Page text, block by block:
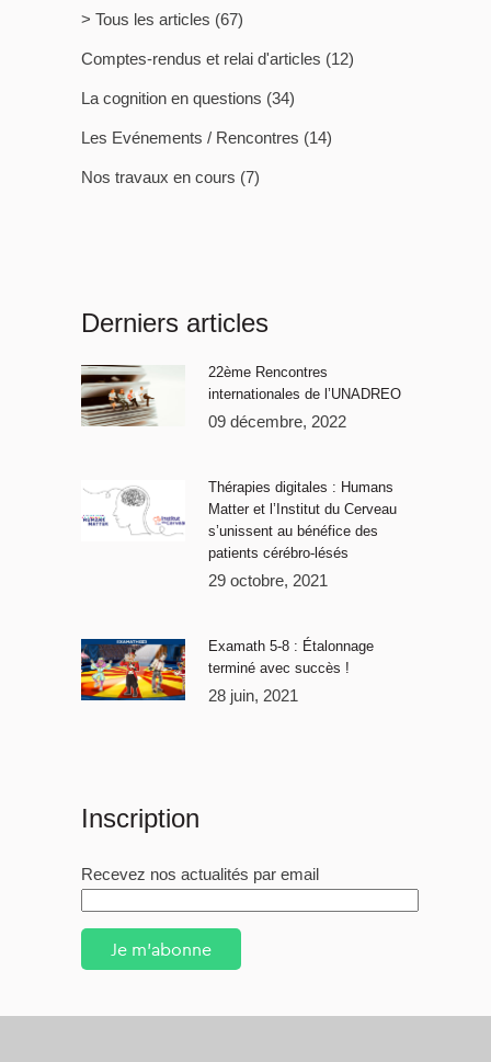
> Tous les articles (67)
Comptes-rendus et relai d'articles (12)
La cognition en questions (34)
Les Evénements / Rencontres (14)
Nos travaux en cours (7)
Derniers articles
22ème Rencontres
internationales de l’UNADREO
09 décembre, 2022
Thérapies digitales : Humans
Matter et l’Institut du Cerveau
s’unissent au bénéfice des
patients cérébro-lésés
29 octobre, 2021
Examath 5-8 : Étalonnage
terminé avec succès !
28 juin, 2021
Inscription
Recevez nos actualités par email
Je m'abonne